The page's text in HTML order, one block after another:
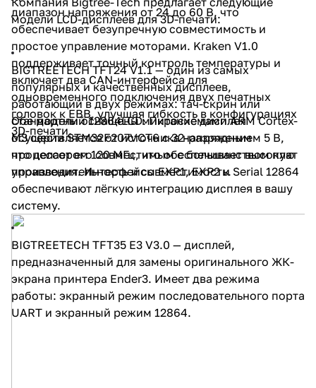
диапазон напряжения от 24 до 60 В, что
обеспечивает безупречную совместимость и
простое управление моторами. Kraken V1.0
поддерживает точный контроль температуры и
включает два CAN-интерфейса для
одновременного подключения двух печатных
головок к EBB, улучшая гибкость в конфигурациях
3D-печати.
модели LCD-дисплеев для 3D-печати:
BIGTREETECH TFT24 V1.1— один из самых
популярных и качественных дисплеев,
работающий в двух режимах: тач-скрин или
стандартный 12864LCD. Питание дисплея
осуществляется от источника напряжением 5 В,
что делает его совместимым с большинством плат
управления. Интерфейсы EXP1, EXP2 и Serial 12864
обеспечивают лёгкую интеграцию дисплея в вашу
систему.
BIGTREETECH TFT35 E3 V3.0 — дисплей,
предназначенный для замены оригинального ЖК-
экрана принтера Ender3. Имеет два режима
работы: экранный режим последовательного порта
UART и экранный режим 12864.
Обе модели оснащены микросхемами ARM Cortex-
M3 серии STM32F207VCT6 с 32-разрядным
процессором 120 МГц, что обеспечивает высокую
производительность и совместимость.